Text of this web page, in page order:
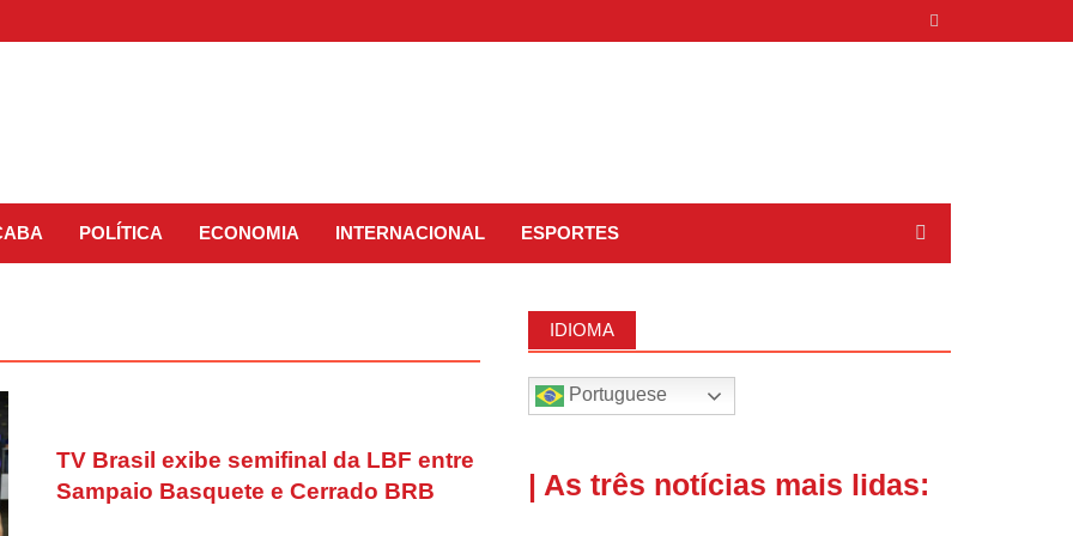
POLÍTICA ECONOMIA INTERNACIONAL ESPORTES
TV Brasil exibe semifinal da LBF entre
Sampaio Basquete e Cerrado BRB
IDIOMA
Portuguese
| As três notícias mais lidas: